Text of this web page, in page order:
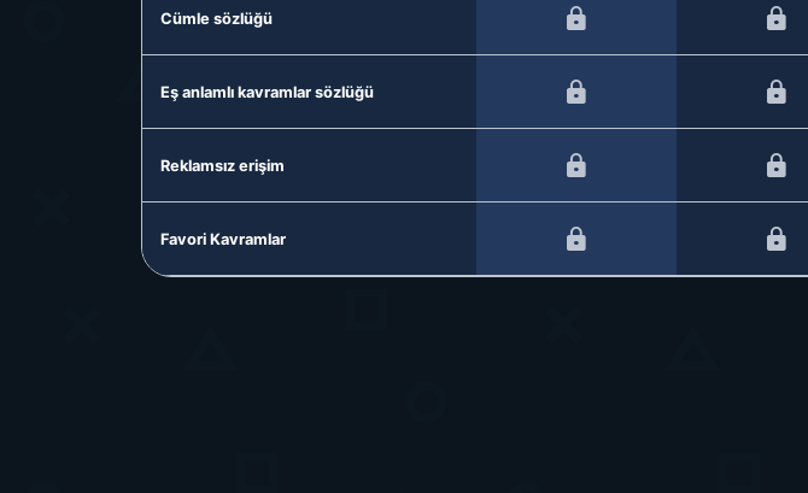
Cümle sözlüğü
Eş anlamlı kavramlar sözlüğü
Reklamsız erişim
Favori Kavramlar